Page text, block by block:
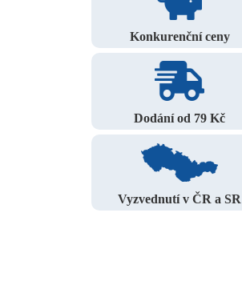
Konkurenční ceny
Dodání od 79 Kč
Vyzvednutí v ČR a SR